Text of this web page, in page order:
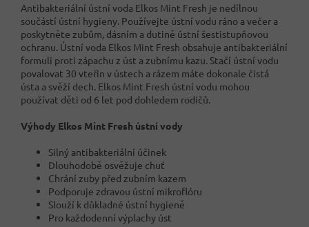
Antibakteriální ústní voda Elkos Mint Fresh je nedílnou
součástí ústní hygieny. Používejte ústní vodu ráno a večer a
poskytněte zubům, dásním a dutině ústní šestistupňovou
ochranu. Ústní voda Elkos Mint Fresh obsahuje antibakteriální
formuli proti zápachu z úst a zubnímu kazu. Stačí ústní vodu
povalovat 30 vteřin v ústech a rázem máte dokonale čistá
ústa a svěží dech. Elkos Mint Fresh ústní vodu mohou
používat děti od 6 let pod dohledem rodičů.
Výhody Elkos Mint Fresh ústní vody
Silný antibakteriální účinek
Dlouhodobě osvěžuje chuť
Chrání zuby před zubním kazem
Podporuje zdravou ústní mikroflóru
Slouží k důkladné ústní hygieně
Pro každodenní výplachy úst